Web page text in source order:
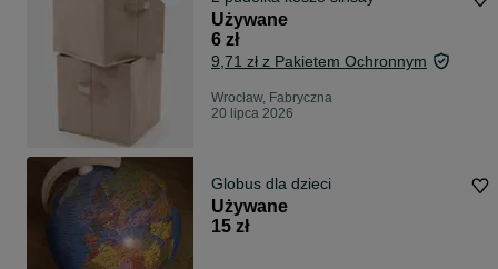
Używane
6 zł
9,71 zł z Pakietem Ochronnym
Wrocław, Fabryczna
20 lipca 2026
Globus dla dzieci
Używane
15 zł